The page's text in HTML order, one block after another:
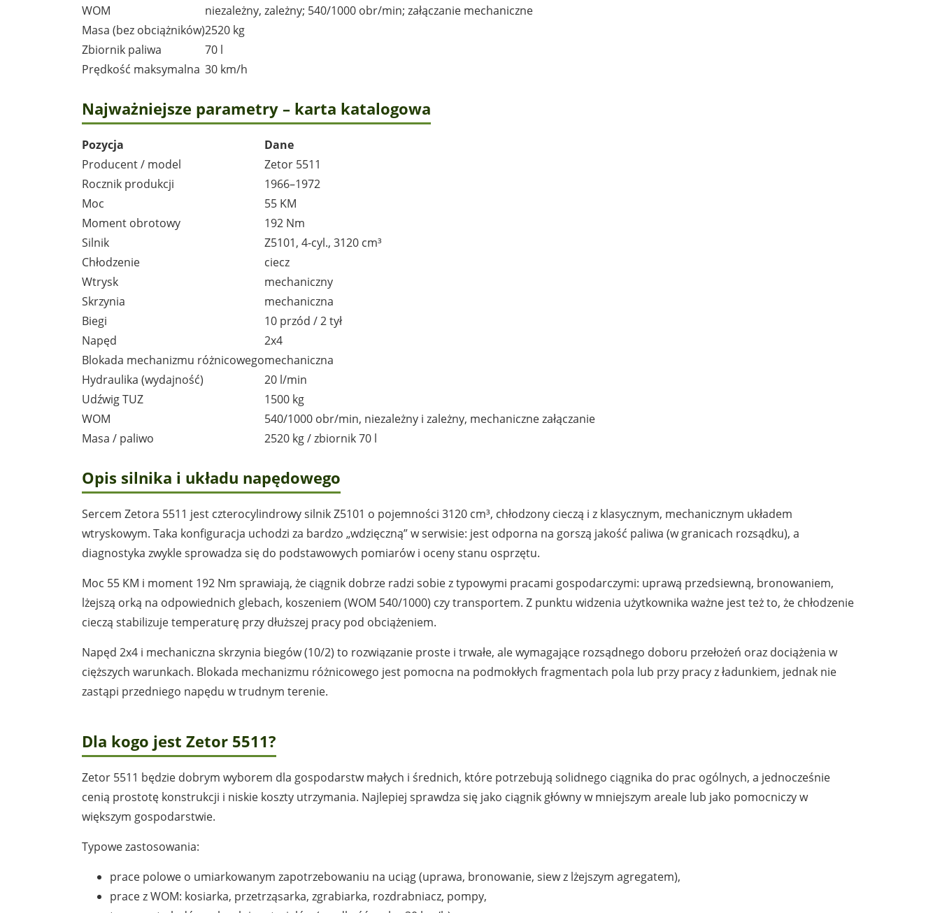
WOM
niezależny, zależny; 540/1000 obr/min; załączanie mechaniczne
Masa (bez obciążników)2520 kg
Zbiornik paliwa
70 l
Prędkość maksymalna 30 km/h
Najważniejsze parametry – karta katalogowa
Pozycja
Dane
Producent / model
Zetor 5511
Rocznik produkcji
1966–1972
Moc
55 KM
Moment obrotowy
192 Nm
Silnik
Z5101, 4-cyl., 3120 cm³
Chłodzenie
ciecz
Wtrysk
mechaniczny
Skrzynia
mechaniczna
Biegi
10 przód / 2 tył
Napęd
2x4
Blokada mechanizmu różnicowegomechaniczna
Hydraulika (wydajność)
20 l/min
Udźwig TUZ
1500 kg
WOM
540/1000 obr/min, niezależny i zależny, mechaniczne załączanie
Masa / paliwo
2520 kg / zbiornik 70 l
Opis silnika i układu napędowego
Sercem Zetora 5511 jest czterocylindrowy silnik Z5101 o pojemności 3120 cm³, chłodzony cieczą i z klasycznym, mechanicznym układem
wtryskowym. Taka konfiguracja uchodzi za bardzo „wdzięczną” w serwisie: jest odporna na gorszą jakość paliwa (w granicach rozsądku), a
diagnostyka zwykle sprowadza się do podstawowych pomiarów i oceny stanu osprzętu.
Moc 55 KM i moment 192 Nm sprawiają, że ciągnik dobrze radzi sobie z typowymi pracami gospodarczymi: uprawą przedsiewną, bronowaniem,
lżejszą orką na odpowiednich glebach, koszeniem (WOM 540/1000) czy transportem. Z punktu widzenia użytkownika ważne jest też to, że chłodzenie
cieczą stabilizuje temperaturę przy dłuższej pracy pod obciążeniem.
Napęd 2x4 i mechaniczna skrzynia biegów (10/2) to rozwiązanie proste i trwałe, ale wymagające rozsądnego doboru przełożeń oraz dociążenia w
cięższych warunkach. Blokada mechanizmu różnicowego jest pomocna na podmokłych fragmentach pola lub przy pracy z ładunkiem, jednak nie
zastąpi przedniego napędu w trudnym terenie.
Dla kogo jest Zetor 5511?
Zetor 5511 będzie dobrym wyborem dla gospodarstw małych i średnich, które potrzebują solidnego ciągnika do prac ogólnych, a jednocześnie
cenią prostotę konstrukcji i niskie koszty utrzymania. Najlepiej sprawdza się jako ciągnik główny w mniejszym areale lub jako pomocniczy w
większym gospodarstwie.
Typowe zastosowania:
prace polowe o umiarkowanym zapotrzebowaniu na uciąg (uprawa, bronowanie, siew z lżejszym agregatem),
prace z WOM: kosiarka, przetrząsarka, zgrabiarka, rozdrabniacz, pompy,